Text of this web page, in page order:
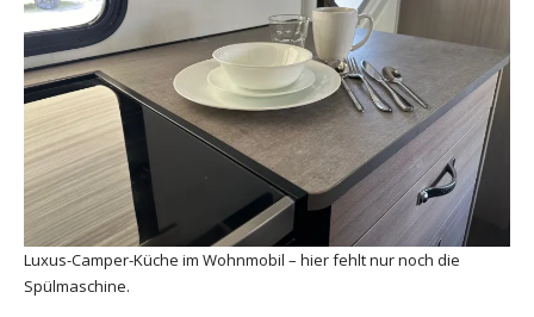
Luxus-Camper-Küche im Wohnmobil – hier fehlt nur noch die
Spülmaschine.